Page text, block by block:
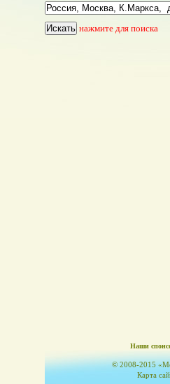
нажмите для поиска
Наши
© 2008-2015
Карта